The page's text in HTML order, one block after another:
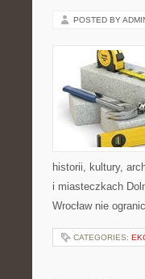
POSTED BY
historii, kultury,
i miasteczkach
Wrocław nie
CATEGORIES: